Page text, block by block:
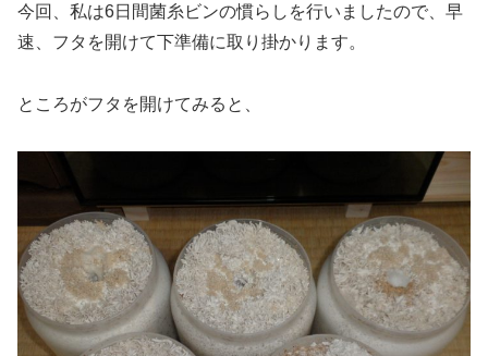
今回、私は6日間菌糸ビンの慣らしを行いましたので、早
速、フタを開けて下準備に取り掛かります。
ところがフタを開けてみると、